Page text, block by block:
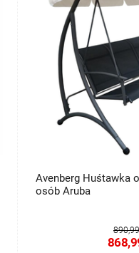
Avenberg Huśtawka
osób Aruba